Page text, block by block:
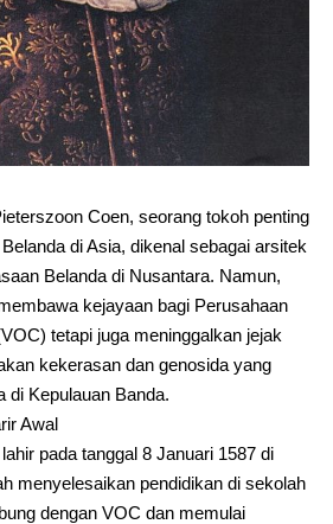
Coen, seorang tokoh penting
di Asia, dikenal sebagai arsitek
Belanda di Nusantara. Namun,
kejayaan bagi Perusahaan
tetapi juga meninggalkan jejak
kekerasan dan genosida yang
di Kepulauan Banda.
Awal
pada tanggal 8 Januari 1587 di
menyelesaikan pendidikan di sekolah
dengan VOC dan memulai